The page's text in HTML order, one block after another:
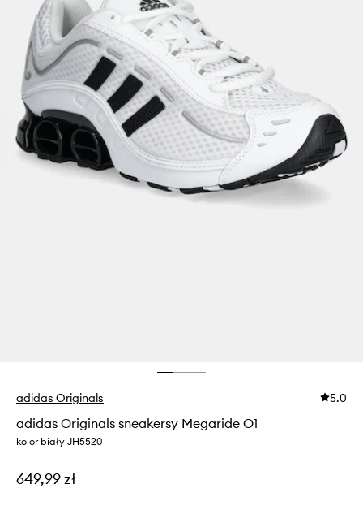
adidas Originals 5.0
adidas Originals sneakersy Megaride O1
kolor biały JH5520
649,99 zł